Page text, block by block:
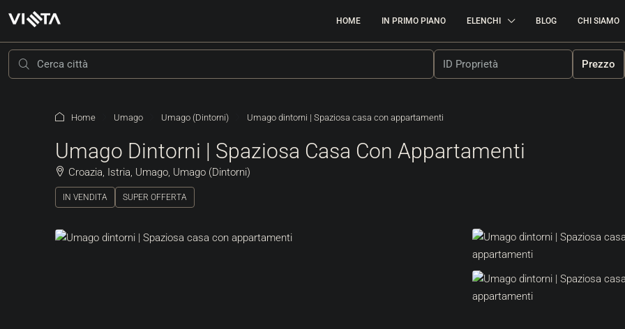
HOME IN PRIMO PIANO ELENCHI BLOG CHI SIAMO
Prezzo
Home Umago Umago (Dintorni) Umago dintorni | Spaziosa casa con appartamenti
Umago Dintorni | Spaziosa Casa Con Appartamenti
Croazia, Istria, Umago, Umago (Dintorni)
IN VENDITA SUPER OFFERTA